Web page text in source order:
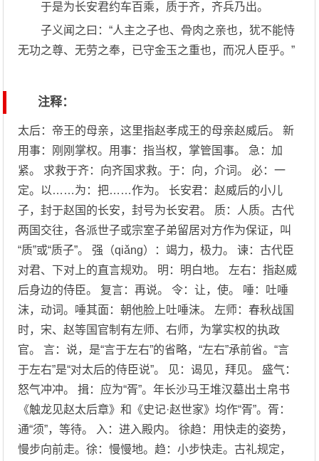
于是为长安君约车百乘，质于齐，齐兵乃出。
子义闻之曰：“人主之子也、骨肉之亲也，犹不能恃
无功之尊、无劳之奉，已守金玉之重也，而况人臣乎。”
注释：
太后：帝王的母亲，这里指赵孝成王的母亲赵威后。 新
用事：刚刚掌权。用事：指当权，掌管国事。 急：加
紧。 求救于齐：向齐国求救。于：向，介词。 必：一
定。以……为：把……作为。 长安君：赵威后的小儿
子，封于赵国的长安，封号为长安君。 质：人质。古代
两国交往，各派世子或宗室子弟留居对方作为保证，叫
“质”或“质子”。 强（qiǎng）：竭力，极力。 谏：古代臣
对君、下对上的直言规劝。 明：明白地。 左右：指赵威
后身边的侍臣。 复言：再说。 令：让，使。 唾：吐唾
沫，动词。唾其面：朝他脸上吐唾沫。 左师：春秋战国
时，宋、赵等国官制有左师、右师，为掌实权的执政
官。 言：说，是“言于左右”的省略，“左右”承前省。“言
于左右”是“对太后的侍臣说”。 见：谒见，拜见。 盛气：
怒气冲冲。 揖：应为“胥”。年长沙马王堆汉墓出土帛书
《触龙见赵太后章》和《史记·赵世家》均作“胥”。胥：
通“须”，等待。 入：进入殿内。 徐趋：用快走的姿势，
慢步向前走。徐：慢慢地。趋：小步快走。古礼规定，